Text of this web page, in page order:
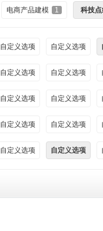
电商产品建模 1 科技
自定义选项 自定义选项
自定义选项 自定义选项
自定义选项 自定义选项
自定义选项 自定义选项
自定义选项 自定义选项